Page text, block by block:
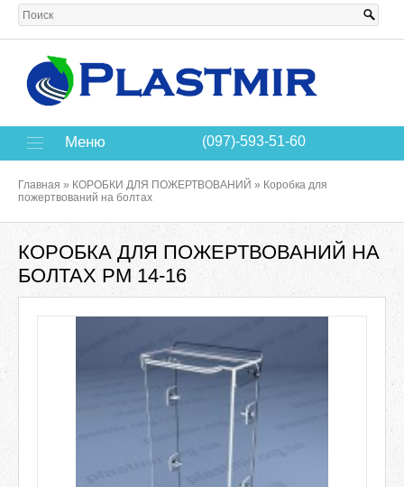
Меню (097)-593-51-60
Главная » КОРОБКИ ДЛЯ ПОЖЕРТВОВАНИЙ » Коробка для
пожертвований на болтах
КОРОБКА ДЛЯ ПОЖЕРТВОВАНИЙ НА
БОЛТАХ РМ 14-16